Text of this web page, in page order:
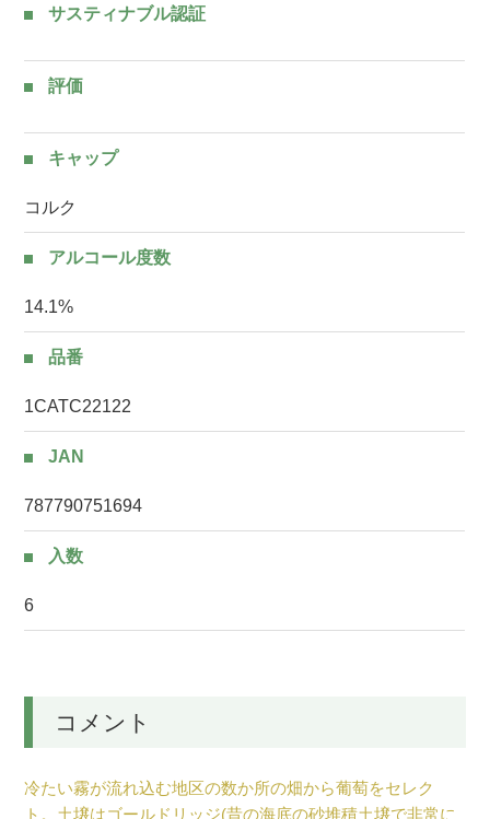
サスティナブル認証
評価
キャップ
コルク
アルコール度数
14.1%
品番
1CATC22122
JAN
787790751694
入数
6
コメント
冷たい霧が流れ込む地区の数か所の畑から葡萄をセレク
ト。土壌はゴールドリッジ(昔の海底の砂堆積土壌で非常に